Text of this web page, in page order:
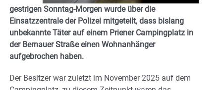
gestrigen Sonntag-Morgen wurde über die
Einsatzzentrale der Polizei mitgeteilt, dass bislang
unbekannte Täter auf einem Priener Campingplatz in
der Bernauer Straße einen Wohnanhänger
aufgebrochen haben.
Der Besitzer war zuletzt im November 2025 auf dem